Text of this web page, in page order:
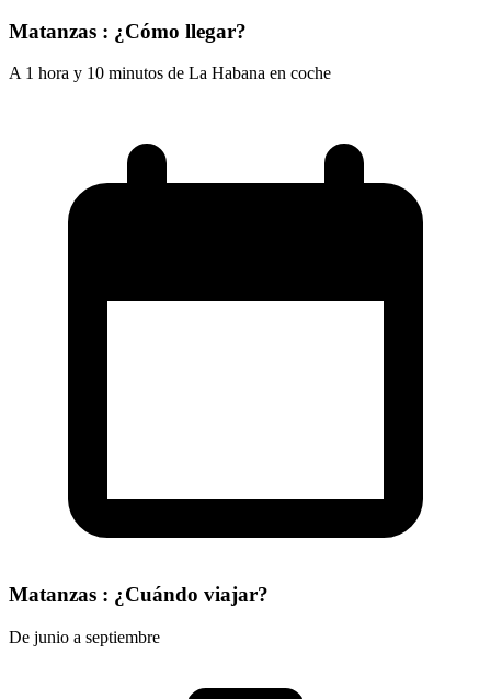
Matanzas : ¿Cómo llegar?
A 1 hora y 10 minutos de La Habana en coche
Matanzas : ¿Cuándo viajar?
De junio a septiembre